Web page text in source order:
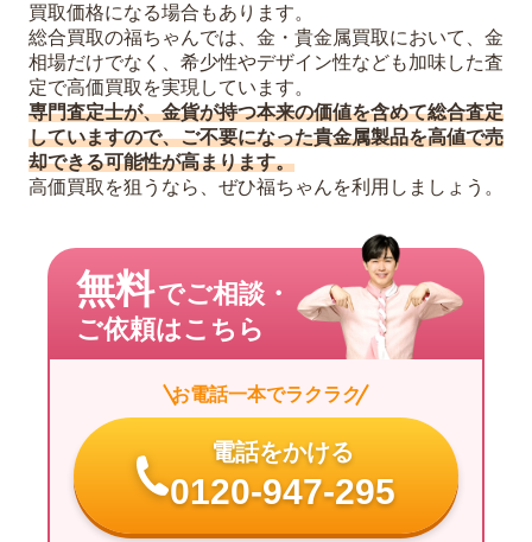
買取価格になる場合もあります。
総合買取の福ちゃんでは、金・貴金属買取において、金
相場だけでなく、希少性やデザイン性なども加味した査
定で高価買取を実現しています。
専門査定士が、金貨が持つ本来の価値を含めて総合査定
していますので、ご不要になった貴金属製品を高値で売
却できる可能性が高まります。
高価買取を狙うなら、ぜひ福ちゃんを利用しましょう。
無料でご相談・
ご依頼はこちら
お電話一本でラクラク
電話をかける
0120-947-295